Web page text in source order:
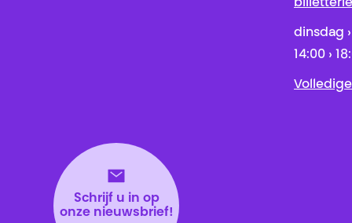
Schrijf u in op
onze nieuwsbrief!
dinsdag
14:00 ›